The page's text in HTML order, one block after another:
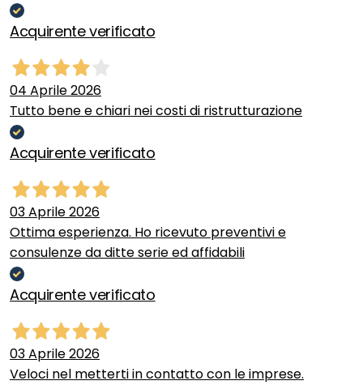
Acquirente verificato
04 Aprile 2026
Tutto bene e chiari nei costi di ristrutturazione
Acquirente verificato
03 Aprile 2026
Ottima esperienza. Ho ricevuto preventivi e
consulenze da ditte serie ed affidabili
Acquirente verificato
03 Aprile 2026
Veloci nel metterti in contatto con le imprese.